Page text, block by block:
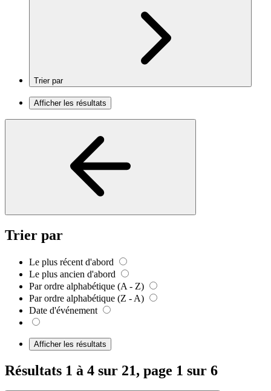
Trier par
Afficher les résultats
Trier par
Le plus récent d'abord
Le plus ancien d'abord
Par ordre alphabétique (A - Z)
Par ordre alphabétique (Z - A)
Date d'événement
Afficher les résultats
Résultats 1 à 4 sur 21, page 1 sur 6